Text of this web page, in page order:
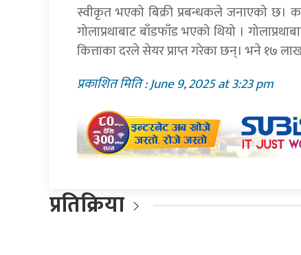
स्वीकृत भएको बिक्री प्रबन्धकले जनाएको
गोलाप्रथाबाट बाँडफाँड भएको थियो ।
कित्ताका दरले सेयर प्राप्त गरेका छन्। भने १७
प्रकाशित मिति : June 9, 2025 at 3:23 pm
प्रतिक्रिया